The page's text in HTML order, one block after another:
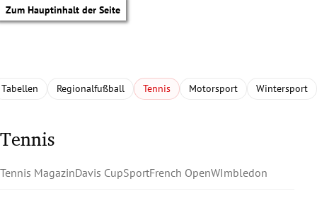
Zum Hauptinhalt der Seite
Tabellen Regionalfußball Tennis Motorsport Wintersport
Tennis
Tennis MagazinDavis CupSportFrench OpenWImbledon